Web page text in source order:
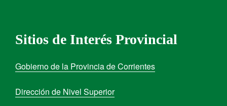
Sitios de Interés Provincial
Gobierno de la Provincia de Corrientes
Dirección de Nivel Superior